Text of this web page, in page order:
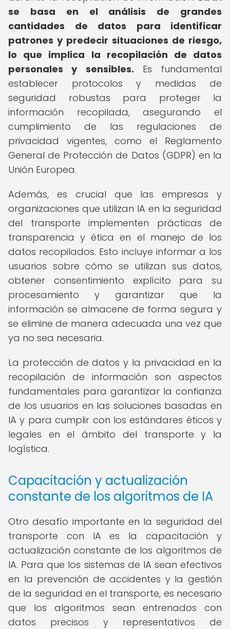
se basa en el análisis de grandes
cantidades de datos para identificar
patrones y predecir situaciones de riesgo,
lo que implica la recopilación de datos
personales y sensibles. Es fundamental
establecer protocolos y medidas de
seguridad robustas para proteger la
información recopilada, asegurando el
cumplimiento de las regulaciones de
privacidad vigentes, como el Reglamento
General de Protección de Datos (GDPR) en la
Unión Europea.
Además, es crucial que las empresas y
organizaciones que utilizan IA en la seguridad
del transporte implementen prácticas de
transparencia y ética en el manejo de los
datos recopilados. Esto incluye informar a los
usuarios sobre cómo se utilizan sus datos,
obtener consentimiento explícito para su
procesamiento y garantizar que la
información se almacene de forma segura y
se elimine de manera adecuada una vez que
ya no sea necesaria.
La protección de datos y la privacidad en la
recopilación de información son aspectos
fundamentales para garantizar la confianza
de los usuarios en las soluciones basadas en
IA y para cumplir con los estándares éticos y
legales en el ámbito del transporte y la
logística.
Capacitación y actualización
constante de los algoritmos de IA
Otro desafío importante en la seguridad del
transporte con IA es la capacitación y
actualización constante de los algoritmos de
IA. Para que los sistemas de IA sean efectivos
en la prevención de accidentes y la gestión
de la seguridad en el transporte, es necesario
que los algoritmos sean entrenados con
datos precisos y representativos de